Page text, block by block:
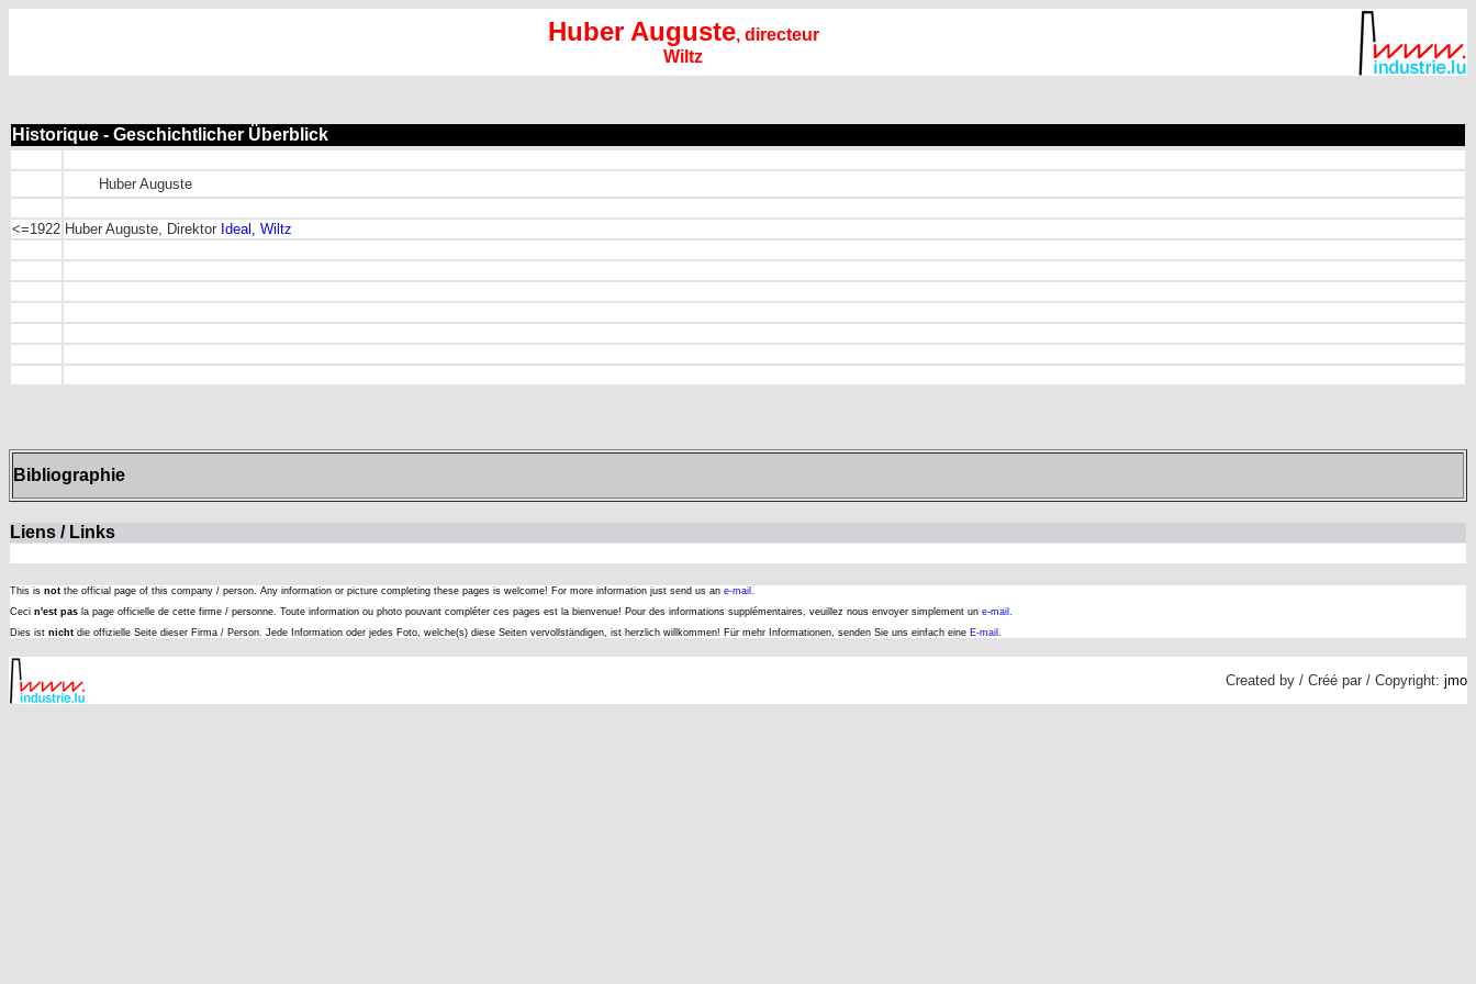
Huber Auguste, directeur
Wiltz
Historique - Geschichtlicher Überblick
Huber Auguste
<=1922 Huber Auguste, Direktor Ideal, Wiltz
Bibliographie
Liens / Links
This is not the official page of this company / person. Any information or picture completing these pages is welcome! For more information just send us an e-mail.
Ceci n'est pas la page officielle de cette firme / personne. Toute information ou photo pouvant compléter ces pages est la bienvenue! Pour des informations supplémentaires, veuillez nous envoyer simplement un e-mail.
Dies ist nicht die offizielle Seite dieser Firma / Person. Jede Information oder jedes Foto, welche(s) diese Seiten vervollständigen, ist herzlich willkommen! Für mehr Informationen, senden Sie uns einfach eine E-mail
Created by / Créé par / Copyright: jmo